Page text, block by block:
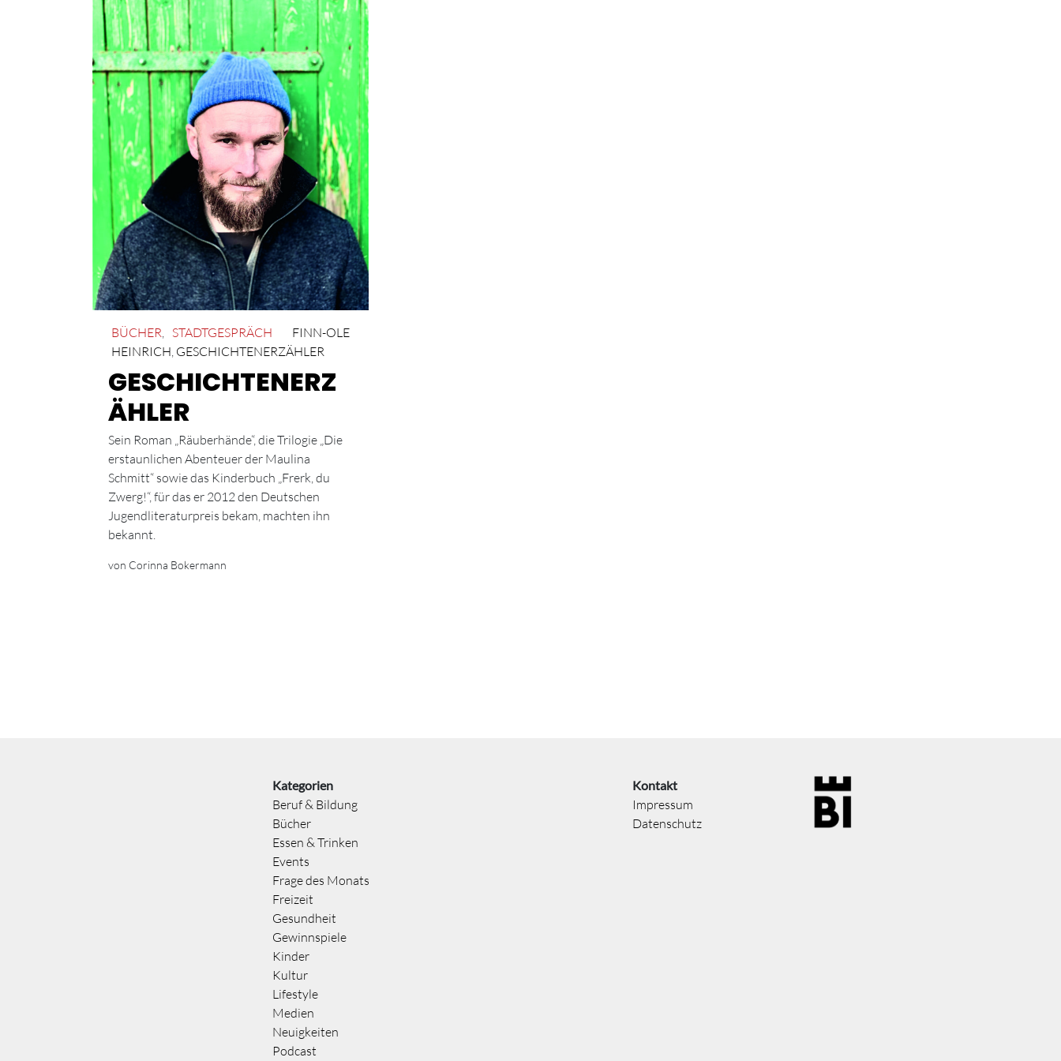
BÜCHER STADTGESPRÄCH
FINN-OLE
HEINRICH GESCHICHTENERZÄHLER
GESCHICHTENERZ
ÄHLER
Sein Roman „Räuberhände“, die Trilogie „Die
erstaunlichen Abenteuer der Maulina
Schmitt“ sowie das Kinderbuch „Frerk, du
Zwerg!“, für das er 2012 den Deutschen
Jugendliteraturpreis bekam, machten ihn
bekannt.
von Corinna Bokermann
Kategorien
Beruf & Bildung
Bücher
Essen & Trinken
Events
Frage des Monats
Freizeit
Gesundheit
Gewinnspiele
Kinder
Kultur
Lifestyle
Medien
Neuigkeiten
Podcast
Kontakt
Impressum
Datenschutz